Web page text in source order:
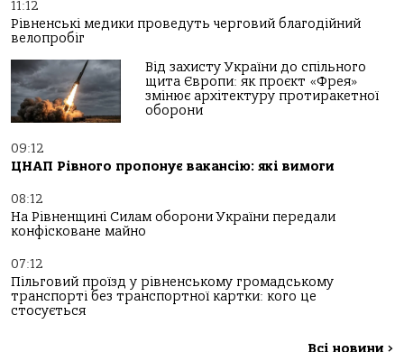
11:12
Рівненські медики проведуть черговий благодійний
велопробіг
Від захисту України до спільного
щита Європи: як проєкт «Фрея»
змінює архітектуру протиракетної
оборони
09:12
ЦНАП Рівного пропонує вакансію: які вимоги
08:12
На Рівненщині Силам оборони України передали
конфісковане майно
07:12
Пільговий проїзд у рівненському громадському
транспорті без транспортної картки: кого це
стосується